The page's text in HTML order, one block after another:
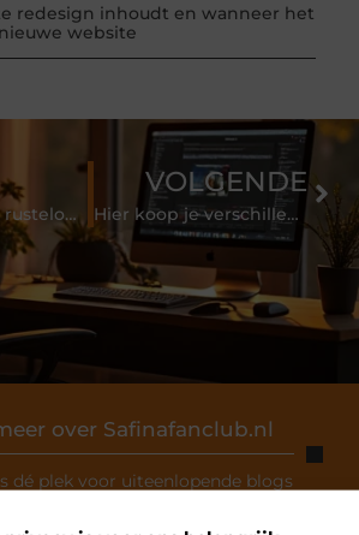
redesign inhoudt en wanneer het
website
over Safinafanclub.nl
dé plek voor uiteenlopende blogs
Hoe constante rusteloosheid te behandelen?
VOLGENDE
Hier koop je verschillende dunne armbandjes